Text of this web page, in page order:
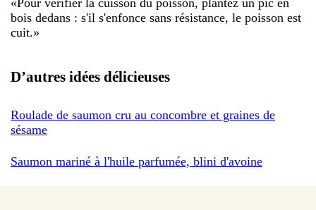
bois dedans : s'il s'enfonce sans résistance, le poisson est
cuit.»
D’autres idées délicieuses
Roulade de saumon cru au concombre et graines de
sésame
Saumon mariné à l'huile parfumée, blini d'avoine